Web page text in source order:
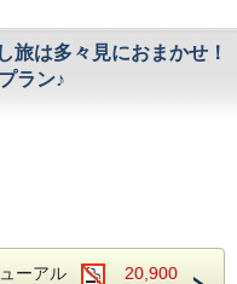
時に利用が出来る贅沢な
空いている時間帯より
用いただけます。
ておりません。
チランチをご希望の有
ンツ式のどちらでしょ
お知らせください（M
は多々見におまかせ！
ラン♪
用意しました。
てくれているプランは他にあり
ーアル
20,900